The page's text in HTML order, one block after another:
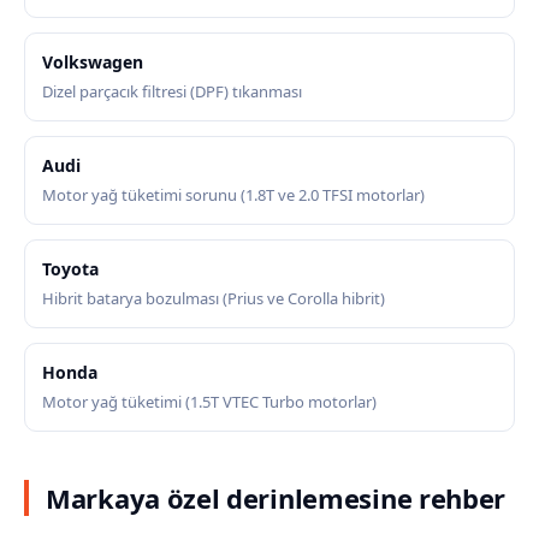
Volkswagen
Dizel parçacık filtresi (DPF) tıkanması
Audi
Motor yağ tüketimi sorunu (1.8T ve 2.0 TFSI motorlar)
Toyota
Hibrit batarya bozulması (Prius ve Corolla hibrit)
Honda
Motor yağ tüketimi (1.5T VTEC Turbo motorlar)
Markaya özel derinlemesine rehber